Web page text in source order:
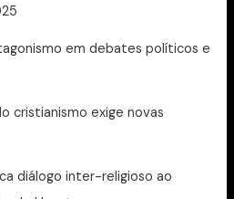
em debates políticos e
cristianismo exige novas
diálogo inter-religioso ao